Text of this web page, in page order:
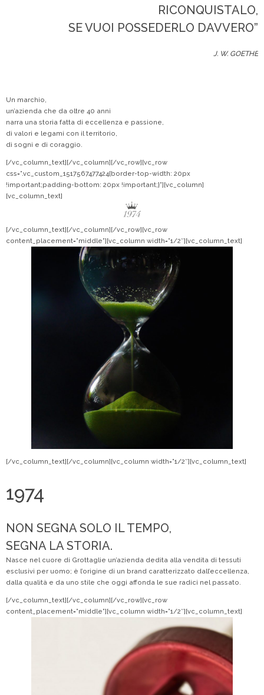
RICONQUISTALO,
SE VUOI POSSEDERLO DAVVERO”
J. W. GOETHE
Un marchio,
un’azienda che da oltre 40 anni
narra una storia fatta di eccellenza e passione,
di valori e legami con il territorio,
di sogni e di coraggio.
[/vc_column_text][/vc_column][/vc_row][vc_row
css=”.vc_custom_1517567477424{border-top-width: 20px
!important;padding-bottom: 20px !important;}”][vc_column]
[vc_column_text]
[/vc_column_text][/vc_column][/vc_row][vc_row
content_placement=”middle”][vc_column width=”1/2″][vc_column_text]
[/vc_column_text][/vc_column][vc_column width=”1/2″][vc_column_text]
1974
NON SEGNA SOLO IL TEMPO,
SEGNA LA STORIA.
Nasce nel cuore di Grottaglie un’azienda dedita alla vendita di tessuti
esclusivi per uomo; è l’origine di un brand caratterizzato dall’eccellenza,
dalla qualità e da uno stile che oggi affonda le sue radici nel passato.
[/vc_column_text][/vc_column][/vc_row][vc_row
content_placement=”middle”][vc_column width=”1/2″][vc_column_text]